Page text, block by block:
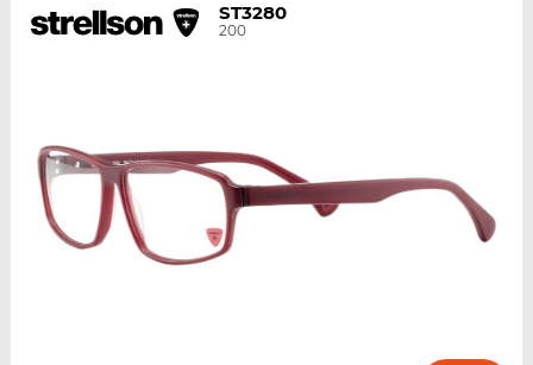
ST3280
200